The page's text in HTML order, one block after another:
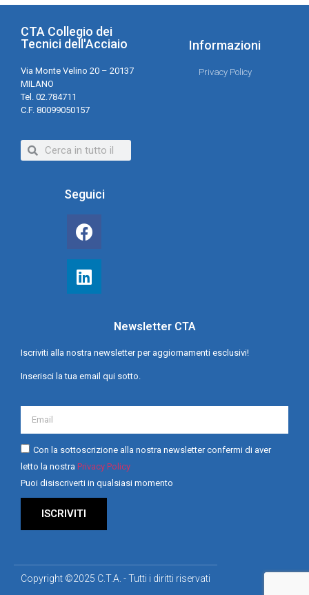
CTA Collegio dei
Tecnici dell'Acciaio
Via Monte Velino 20 – 20137
MILANO
Tel. 02.784711
C.F. 80099050157
Informazioni
Privacy Policy
Seguici
Newsletter CTA
Iscriviti alla nostra newsletter per aggiornamenti esclusivi!
Inserisci la tua email qui sotto.
Con la sottoscrizione alla nostra newsletter confermi di aver
letto la nostra Privacy Policy
Puoi disiscriverti in qualsiasi momento
ISCRIVITI
Copyright ©2025 C.T.A. - Tutti i diritti riservati